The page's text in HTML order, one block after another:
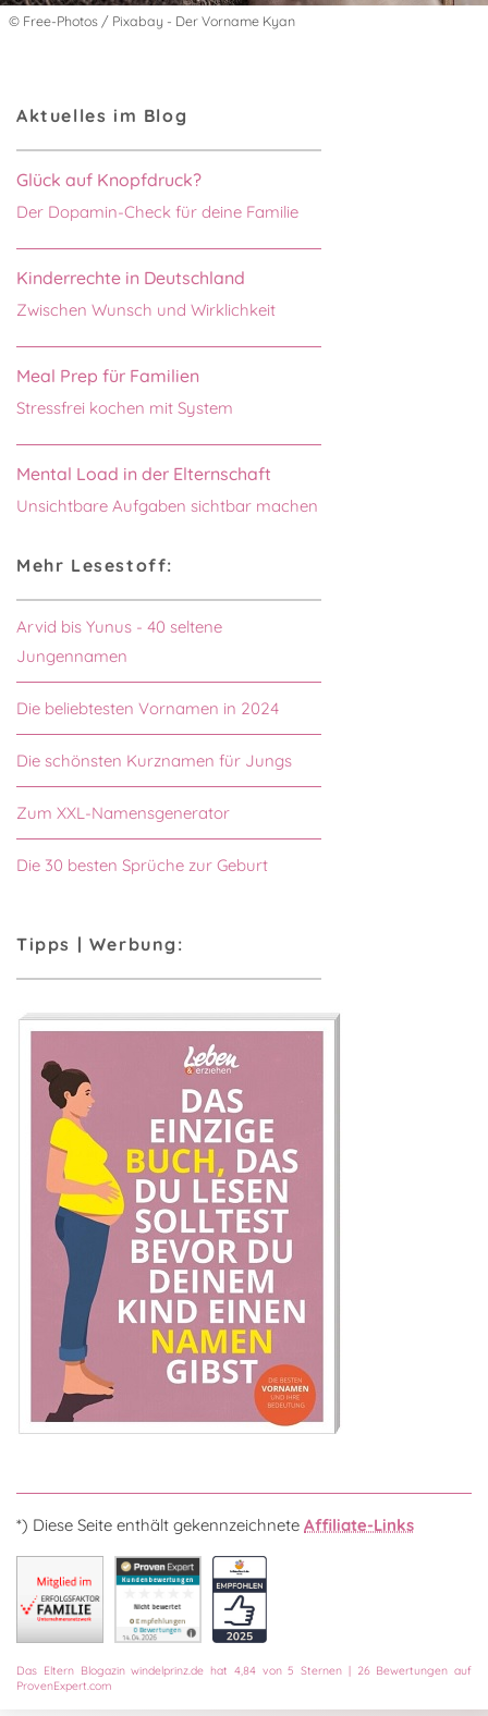
© Free-Photos / Pixabay - Der Vorname Kyan
Aktuelles im Blog
Glück auf Knopfdruck?
Der Dopamin-Check für deine Familie
Kinderrechte in Deutschland
Zwischen Wunsch und Wirklichkeit
Meal Prep für Familien
Stressfrei kochen mit System
Mental Load in der Elternschaft
Unsichtbare Aufgaben sichtbar machen
Mehr Lesestoff:
Arvid bis Yunus - 40 seltene
Jungennamen
Die beliebtesten Vornamen in 2024
Die schönsten Kurznamen für Jungs
Zum XXL-Namensgenerator
Die 30 besten Sprüche zur Geburt
Tipps | Werbung:
*) Diese Seite enthält gekennzeichnete Affiliate-Links
Das Eltern Blogazin windelprinz.de hat 4,84von5 Sternen | 26Bewertungen auf
ProvenExpert.com